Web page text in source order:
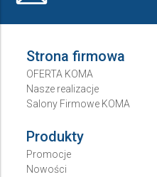
Strona firmowa
OFERTA KOMA
Nasze realizacje
Salony Firmowe KOMA
Produkty
Promocje
Nowości